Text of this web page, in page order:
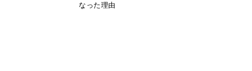
なった理由